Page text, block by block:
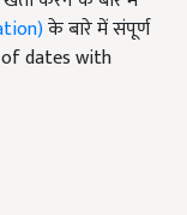
के बारे में संपूर्ण
dates with